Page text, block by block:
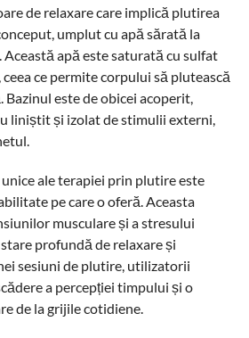
de relaxare care implică plutirea
umplut cu apă sărată la
apă este saturată cu sulfat
ceea ce permite corpului să plutească
este de obicei acoperit,
liniștit și izolat de stimulii externi,
ale terapiei prin plutire este
pe care o oferă. Aceasta
musculare și a stresului
profundă de relaxare și
sesiuni de plutire, utilizatorii
a percepției timpului și o
de la grijile cotidiene.